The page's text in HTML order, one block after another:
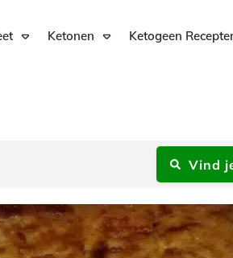
Ketonen Ketogeen
Vind